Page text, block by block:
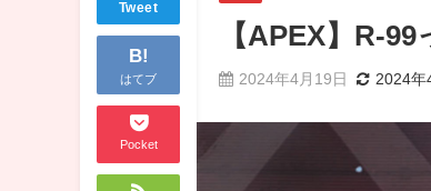
Tweet
B!
はてブ
Pocket
【APEX】R-
2024年4月19日 2024年